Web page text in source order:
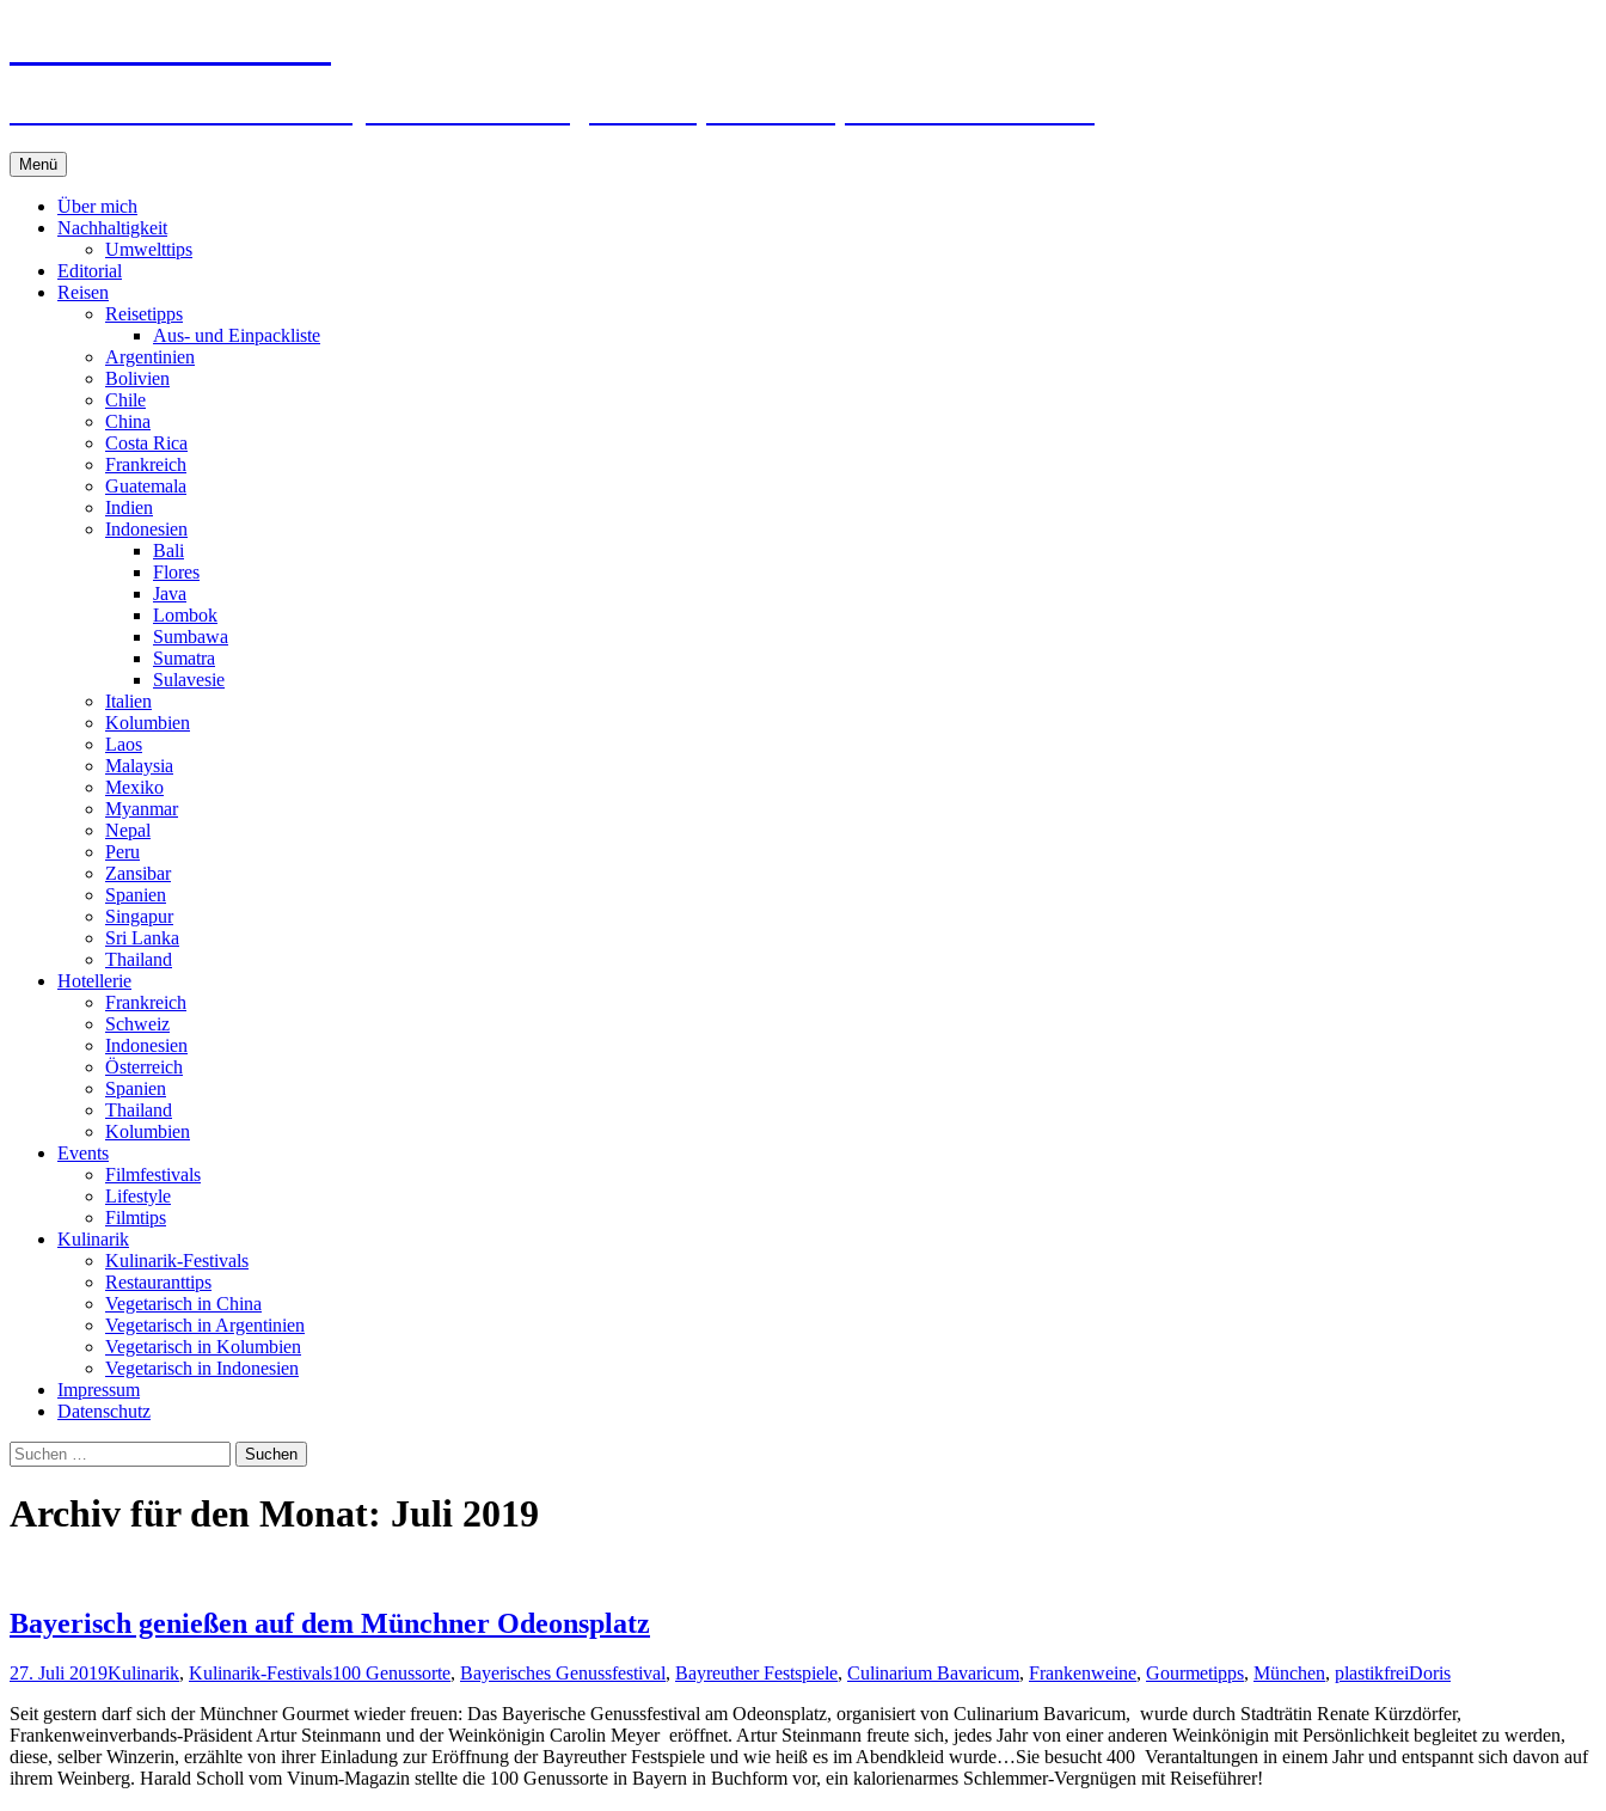
Menü Springe
zum
Inhalt
Über mich
Nachhaltigkeit
Umwelttips
Editorial
Reisen
Reisetipps
Aus- und Einpackliste
Argentinien
Bolivien
Chile
China
Costa Rica
Frankreich
Guatemala
Indien
Indonesien
Bali
Flores
Java
Lombok
Sumbawa
Sumatra
Sulavesie
Italien
Kolumbien
Laos
Malaysia
Mexiko
Myanmar
Nepal
Peru
Zansibar
Spanien
Singapur
Sri Lanka
Thailand
Hotellerie
Frankreich
Schweiz
Indonesien
Österreich
Spanien
Thailand
Kolumbien
Events
Filmfestivals
Lifestyle
Filmtips
Kulinarik
Kulinarik-Festivals
Restauranttips
Vegetarisch in China
Vegetarisch in Argentinien
Vegetarisch in Kolumbien
Vegetarisch in Indonesien
Impressum
Datenschutz
Suchen
nach:
Archiv für den Monat: Juli 2019
Bayerisch genießen auf dem Münchner Odeonsplatz
27. Juli 2019Kulinarik, Kulinarik-Festivals100 Genussorte, Bayerisches Genussfestival, Bayreuther Festspiele, Culinarium Bavaricum, Frankenweine, Gourmetipps, München, plastikfreiDoris
Seit gestern darf sich der Münchner Gourmet wieder freuen: Das Bayerische Genussfestival am Odeonsplatz, organisiert von Culinarium Bavaricum, wurde durch Stadträtin Renate Kürzdörfer,
Frankenweinverbands-Präsident Artur Steinmann und der Weinkönigin Carolin Meyer eröffnet. Artur Steinmann freute sich, jedes Jahr von einer anderen Weinkönigin mit Persönlichkeit begleitet zu werden,
diese, selber Winzerin, erzählte von ihrer Einladung zur Eröffnung der Bayreuther Festspiele und wie heiß es im Abendkleid wurde…Sie besucht 400 Verantaltungen in einem Jahr und entspannt sich davon auf
ihrem Weinberg. Harald Scholl vom Vinum-Magazin stellte die 100 Genussorte in Bayern in Buchform vor, ein kalorienarmes Schlemmer-Vergnügen mit Reiseführer!